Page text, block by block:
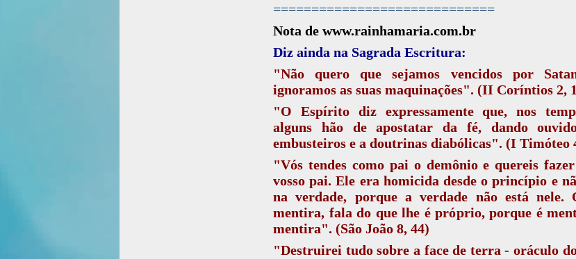
=============================
Nota de www.rainhamaria.com.br
Diz ainda na Sagrada Escritura:
"Não quero que sejamos vencidos por
ignoramos as suas maquinações". (II Coríntios 2,
"O Espírito diz expressamente que, nos
alguns hão de apostatar da fé, dando
embusteiros e a doutrinas diabólicas". (I Timóteo
"Vós tendes como pai o demônio e quereis
vosso pai. Ele era homicida desde o princípio e
na verdade, porque a verdade não está nele.
mentira, fala do que lhe é próprio, porque é
mentira". (São João 8, 44)
"Destruirei tudo sobre a face de terra - oráculo